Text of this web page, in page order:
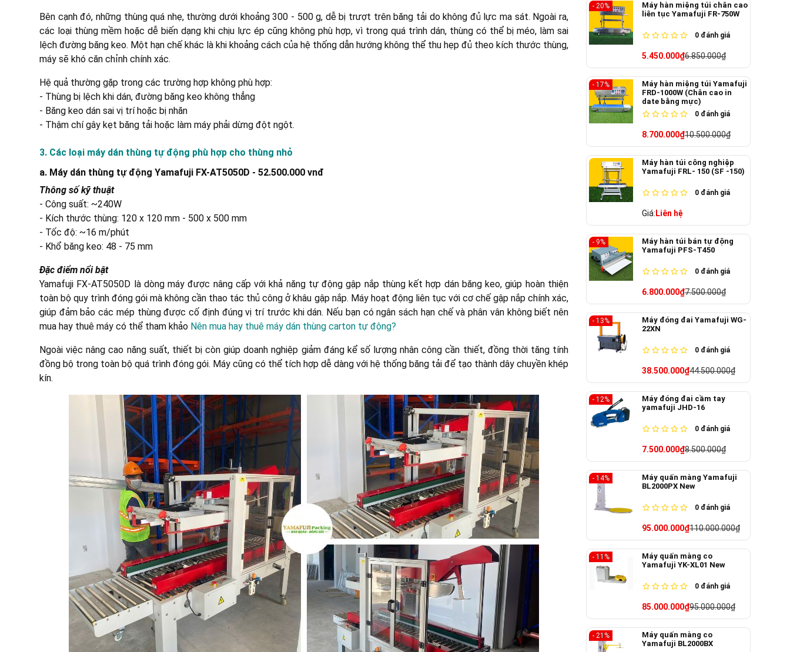
Bên cạnh đó, những thùng quá nhẹ, thường dưới khoảng 300 - 500 g, dễ bị trượt trên băng tải do không đủ lực ma sát. Ngoài ra,
các loại thùng mềm hoặc dễ biến dạng khi chịu lực ép cũng không phù hợp, vì trong quá trình dán, thùng có thể bị méo, làm sai
lệch đường băng keo. Một hạn chế khác là khi khoảng cách của hệ thống dẫn hướng không thể thu hẹp đủ theo kích thước thùng,
máy sẽ khó căn chỉnh chính xác.
Hệ quả thường gặp trong các trường hợp không phù hợp:
- Thùng bị lệch khi dán, đường băng keo không thẳng
- Băng keo dán sai vị trí hoặc bị nhăn
- Thậm chí gây kẹt băng tải hoặc làm máy phải dừng đột ngột.
3. Các loại máy dán thùng tự động phù hợp cho thùng nhỏ
a. Máy dán thùng tự động Yamafuji FX-AT5050D - 52.500.000 vnđ
Thông số kỹ thuật
- Công suất: ~240W
- Kích thước thùng: 120 x 120 mm - 500 x 500 mm
- Tốc độ: ~16 m/phút
- Khổ băng keo: 48 - 75 mm
Đặc điểm nổi bật
Yamafuji FX-AT5050D là dòng máy được nâng cấp với khả năng tự động gập nắp thùng kết hợp dán băng keo, giúp hoàn thiện
toàn bộ quy trình đóng gói mà không cần thao tác thủ công ở khâu gập nắp. Máy hoạt động liên tục với cơ chế gập nắp chính xác,
giúp đảm bảo các mép thùng được cố định đúng vị trí trước khi dán. Nếu bạn có ngân sách hạn chế và phân vân không biết nên
mua hay thuê máy có thể tham khảo Nên mua hay thuê máy dán thùng carton tự động?
Ngoài việc nâng cao năng suất, thiết bị còn giúp doanh nghiệp giảm đáng kể số lượng nhân công cần thiết, đồng thời tăng tính
đồng bộ trong toàn bộ quá trình đóng gói. Máy cũng có thể tích hợp dễ dàng với hệ thống băng tải để tạo thành dây chuyền khép
kín.
- 20%
Máy hàn miệng túi chân cao
liên tục Yamafuji FR-750W
0 đánh giá
5.450.000₫6.850.000₫
- 17%
Máy hàn miệng túi Yamafuji
FRD-1000W (Chân cao in
date bằng mực)
0 đánh giá
8.700.000₫10.500.000₫
Máy hàn túi công nghiệp
Yamafuji FRL- 150 (SF -150)
0 đánh giá
Giá: Liên hệ
- 9%
Máy hàn túi bán tự động
Yamafuji PFS-T450
0 đánh giá
6.800.000₫7.500.000₫
- 13%
Máy đóng đai Yamafuji WG-
22XN
0 đánh giá
38.500.000₫44.500.000₫
- 12%
Máy đóng đai cầm tay
yamafuji JHD-16
0 đánh giá
7.500.000₫8.500.000₫
- 14%
Máy quấn màng Yamafuji
BL2000PX New
0 đánh giá
95.000.000₫110.000.000₫
- 11%
Máy quấn màng co
Yamafuji YK-XL01 New
0 đánh giá
85.000.000₫95.000.000₫
- 21%
Máy quấn màng co
Yamafuji BL2000BX